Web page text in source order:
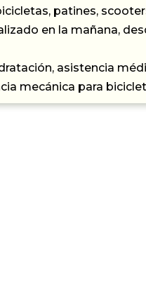
patines,
en la mañana,
asistencia
mecánica para